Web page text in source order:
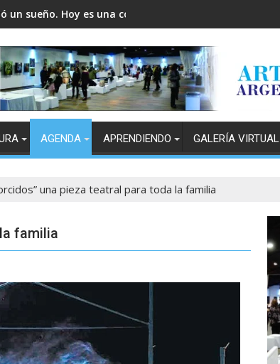
un sueño. Hoy es una comunidad.
AGENDA APRENDIENDO GALERÍA VIRTUAL
una pieza teatral para toda la familia
familia